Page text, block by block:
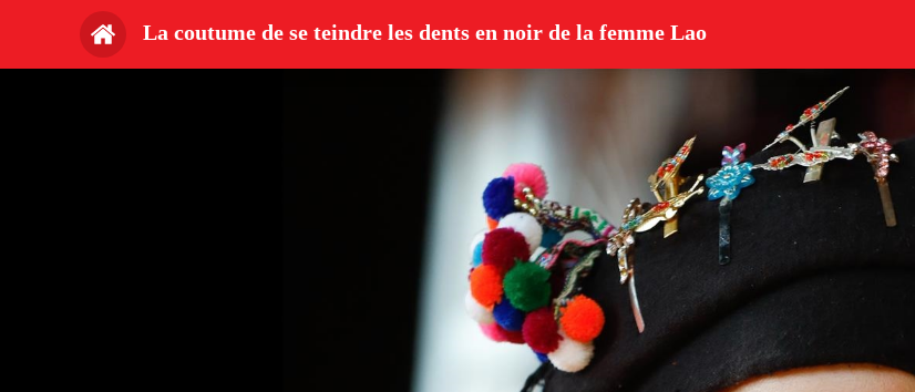
La coutume de se teindre les dents en noir de la femme Lao